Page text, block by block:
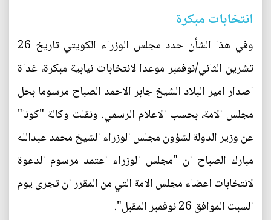
انتخابات مبكرة
وفي هذا الشأن حدد مجلس الوزراء الكويتي تاريخ 26
تشرين الثاني/نوفمبر موعدا لانتخابات نيابية مبكرة، غداة
اصدار امير البلاد الشيخ جابر الاحمد الصباح مرسوما بحل
مجلس الامة، بحسب الاعلام الرسمي. ونقلت وكالة "كونا"
عن وزير الدولة لشؤون مجلس الوزراء الشيخ محمد عبدالله
مبارك الصباح ان "مجلس الوزراء اعتمد مرسوم الدعوة
لانتخابات اعضاء مجلس الامة التي من المقرر ان تجرى يوم
السبت الموافق 26 نوفمبر المقبل".